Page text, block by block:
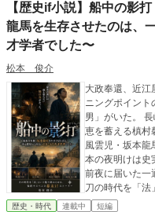
【歴史if小説】船中の影
龍馬を生存させたのは、
才学者でした〜
松本 俊介
大政奉還、近
ニングポイント
男」がいた。
恵を蓄える槙村
風雲児・坂本龍
本の夜明けは史
前夜に届いた一
刀の時代を「法
末ifストーリー
歴史・時代 連載中 短編